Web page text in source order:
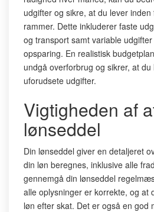
udgifter og sikre, at du lever
rammer. Dette inkluderer faste
og transport samt variable
opsparing. En realistisk
undgå overforbrug og sikrer, at du
uforudsete udgifter.
Vigtigheden af
lønseddel
Din lønseddel giver en detaljeret
din løn beregnes, inklusive alle
gennemgå din lønseddel
alle oplysninger er korrekte, og at
løn efter skat. Det er også en god